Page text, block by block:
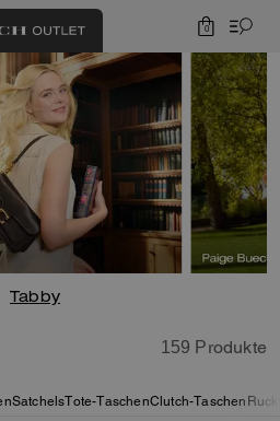
0
Tabby
159 Produkte
SatchelsTote-TaschenClutch-Taschen